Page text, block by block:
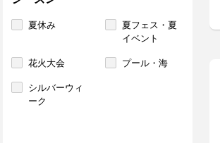
夏休み
夏フェス・夏
イベント
花火大会 プール・海
シルバーウィ
ーク